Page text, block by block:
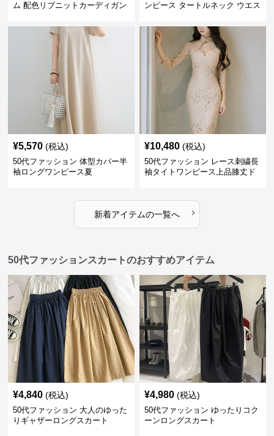
ム 配色リブニットカーディガン
ンピース タートルネック ウエス
¥5,570 (税込)
50代ファッション 体型カバー半
袖ロングワンピース夏
¥10,480 (税込)
50代ファッション レース刺繍長
袖タイトワンピース上品膝丈ド
新着アイテムの一覧へ ›
50代ファッションスカートのおすすめアイテム
¥4,840 (税込)
50代ファッション 大人のゆった
りギャザーロングスカート
¥4,980 (税込)
50代ファッション ゆったりコク
ーンロングスカート